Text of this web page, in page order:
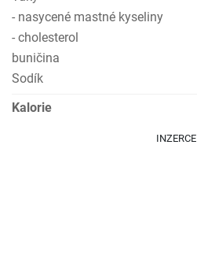
- nasycené mastné kyseliny
- cholesterol
buničina
Sodík
Kalorie
INZERCE